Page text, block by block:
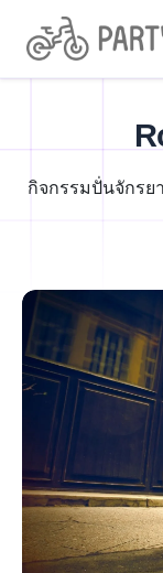
กิจกรรมปั่นจักรย